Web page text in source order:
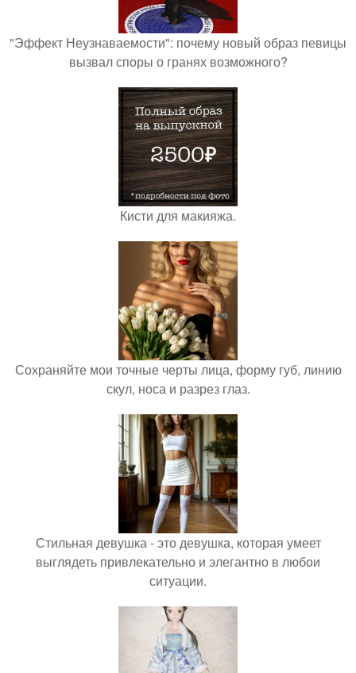
"Эффект Неузнаваемости": почему новый образ певицы
вызвал споры о гранях возможного?
Кисти для макияжа.
Сохраняйте мои точные черты лица, форму губ, линию
скул, носа и разрез глаз.
Стильная девушка - это девушка, которая умеет
выглядеть привлекательно и элегантно в любои
ситуации.